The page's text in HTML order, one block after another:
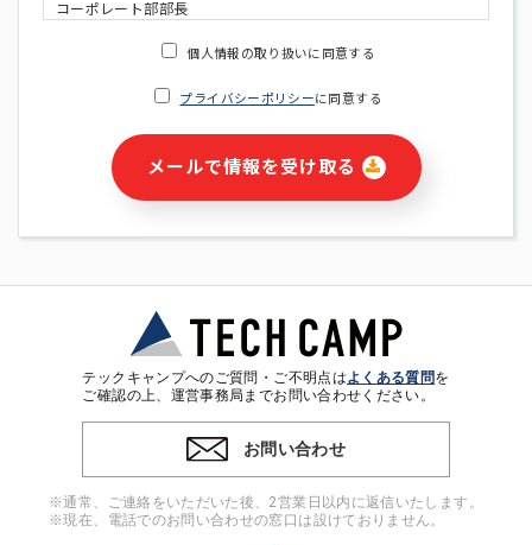
コーポレート部部長
・ご請求された資料の送付のため
・本サービス及び本サービスに関連する情報(当社及び第三者の
サービス又は商品等の広告配信・宣伝を含みますが、それらに
・個人(法人の場合は担当者)を識別できない形式に加工した統
計情報の作成および利用
※上記の利用目的に基づいた本人への連絡及び配信について
4. 個人情報の第三者提供
ンをとるために、氏名等の一部の情報をサービス内で使用する
チャットツールで発信することにより、本サービスの他の利用
個人情報の取り扱いに同意する
プライバシーポリシーに同意する
メールで情報を受け取る
テックキャンプへのご質問・ご不明点はよくある質問を
ご確認の上、運営事務局までお問い合わせください。
お問い合わせ
※通常、ご連絡をいただいた後、2営業日以内に返信いたします。
※現在、電話でのお問い合わせの窓口は設けておりません。